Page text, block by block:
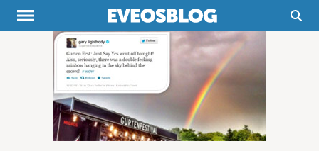
Themen Projekte
Inspiration
Destinationen
Über uns
Werbung
Buchtipps
Newsletter